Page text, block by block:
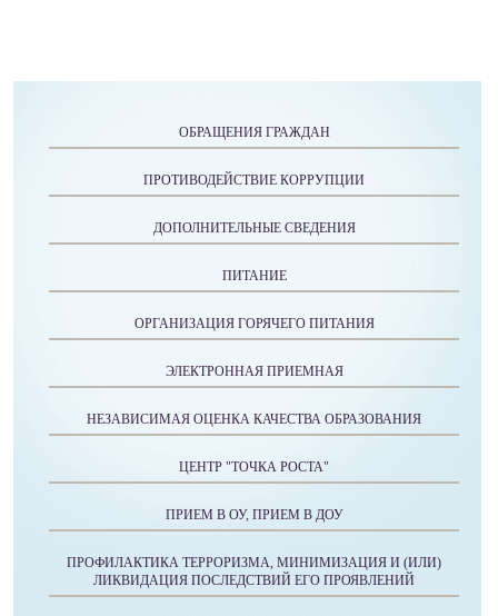
ОБРАЩЕНИЯ ГРАЖДАН
ПРОТИВОДЕЙСТВИЕ КОРРУПЦИИ
ДОПОЛНИТЕЛЬНЫЕ СВЕДЕНИЯ
ПИТАНИЕ
ОРГАНИЗАЦИЯ ГОРЯЧЕГО ПИТАНИЯ
ЭЛЕКТРОННАЯ ПРИЕМНАЯ
НЕЗАВИСИМАЯ ОЦЕНКА КАЧЕСТВА ОБРАЗОВАНИЯ
ЦЕНТР "ТОЧКА РОСТА"
ПРИЕМ В ОУ, ПРИЕМ В ДОУ
ПРОФИЛАКТИКА ТЕРРОРИЗМА, МИНИМИЗАЦИЯ И (ИЛИ)
ЛИКВИДАЦИЯ ПОСЛЕДСТВИЙ ЕГО ПРОЯВЛЕНИЙ